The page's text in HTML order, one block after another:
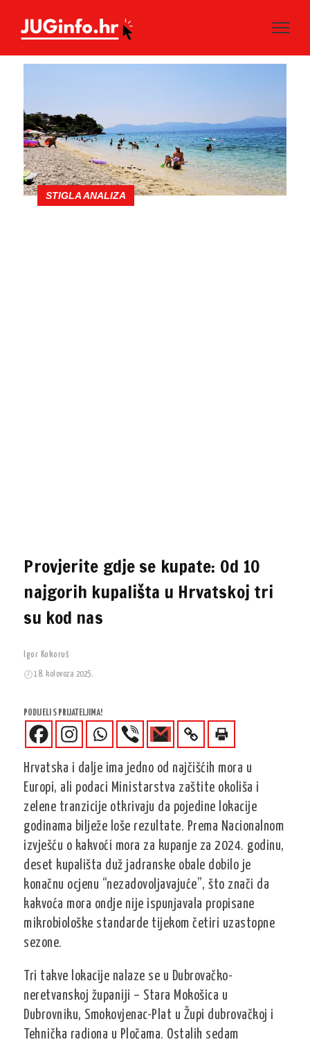
STIGLA ANALIZA
Provjerite gdje se kupate: Od 10
najgorih kupališta u Hrvatskoj tri
su kod nas
Igor Kokoruš
18. kolovoza 2025.
PODIJELI S PRIJATELJIMA!
Hrvatska i dalje ima jedno od najčišćih mora u
Europi, ali podaci Ministarstva zaštite okoliša i
zelene tranzicije otkrivaju da pojedine lokacije
godinama bilježe loše rezultate. Prema Nacionalnom
izvješću o kakvoći mora za kupanje za 2024. godinu,
deset kupališta duž jadranske obale dobilo je
konačnu ocjenu “nezadovoljavajuće”, što znači da
kakvoća mora ondje nije ispunjavala propisane
mikrobiološke standarde tijekom četiri uzastopne
sezone.
Tri takve lokacije nalaze se u Dubrovačko-
neretvanskoj županiji – Stara Mokošica u
Dubrovniku, Smokovjenac-Plat u Župi dubrovačkoj i
Tehnička radiona u Pločama. Ostalih sedam